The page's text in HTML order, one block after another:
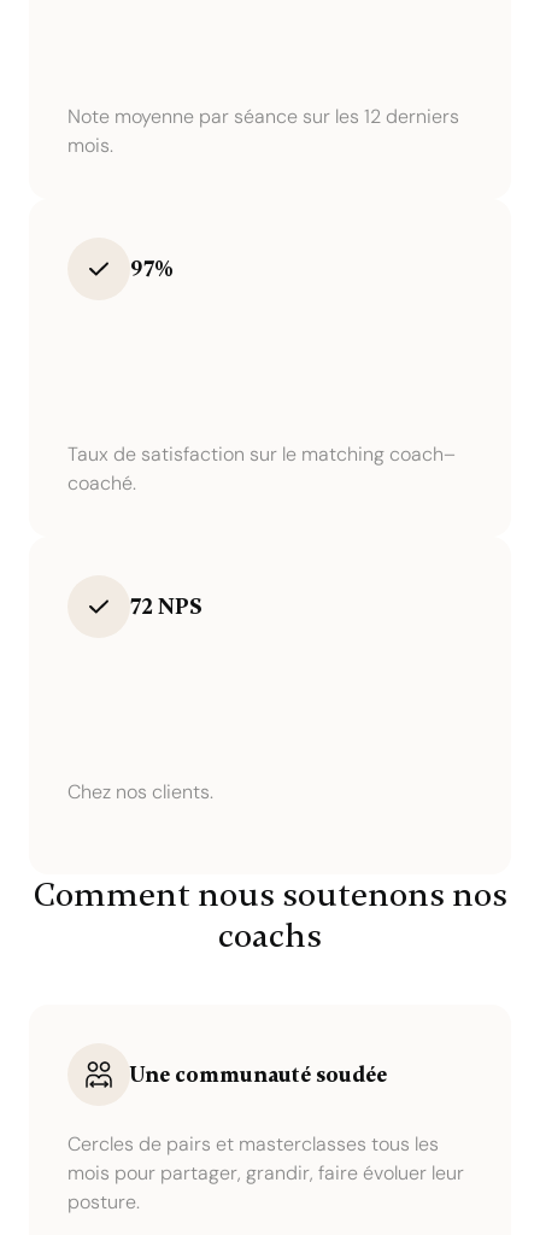
Note moyenne par séance sur les 12 derniers
mois.
97%
Taux de satisfaction sur le matching coach–
coaché.
72 NPS
Chez nos clients.
Comment nous soutenons nos
coachs
Une communauté soudée
Cercles de pairs et masterclasses tous les
mois pour partager, grandir, faire évoluer leur
posture.